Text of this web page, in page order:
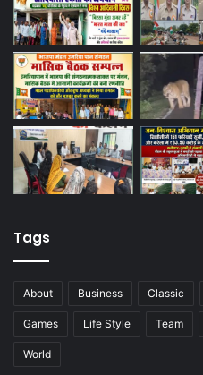
Tags
About Business Classic
Games Life Style Team
World